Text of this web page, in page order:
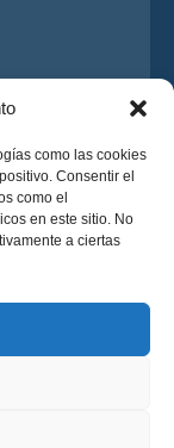
como las cookies
Consentir el
como el
en este sitio. No
a ciertas
de OsaBus.